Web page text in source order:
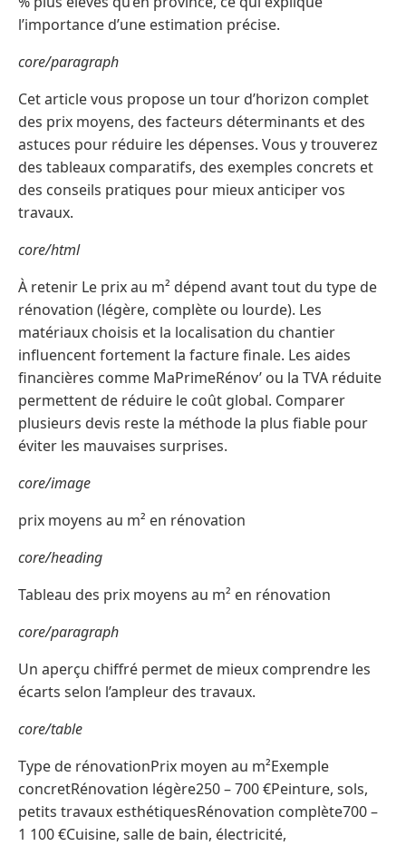
l’importance d’une estimation précise.
core/paragraph
Cet article vous propose un tour d’horizon complet
des prix moyens, des facteurs déterminants et des
astuces pour réduire les dépenses. Vous y trouverez
des tableaux comparatifs, des exemples concrets et
des conseils pratiques pour mieux anticiper vos
travaux.
core/html
À retenir Le prix au m² dépend avant tout du type de
rénovation (légère, complète ou lourde). Les
matériaux choisis et la localisation du chantier
influencent fortement la facture finale. Les aides
financières comme MaPrimeRénov’ ou la TVA réduite
permettent de réduire le coût global. Comparer
plusieurs devis reste la méthode la plus fiable pour
éviter les mauvaises surprises.
core/image
prix moyens au m² en rénovation
core/heading
Tableau des prix moyens au m² en rénovation
core/paragraph
Un aperçu chiffré permet de mieux comprendre les
écarts selon l’ampleur des travaux.
core/table
Type de rénovationPrix moyen au m²Exemple
concretRénovation légère250 – 700 €Peinture, sols,
petits travaux esthétiquesRénovation complète700 –
1 100 €Cuisine, salle de bain, électricité,